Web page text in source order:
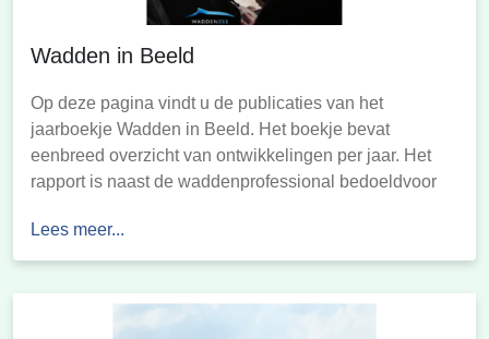
Wadden in Beeld
Op deze pagina vindt u de publicaties van het
jaarboekje Wadden in Beeld. Het boekje bevat
eenbreed overzicht van ontwikkelingen per jaar. Het
rapport is naast de waddenprofessional bedoeldvoor
achtergronden kan doorklikken.‘Wadden in Beeld’ is
een uitgave van het kernteam Basismonitoring, , waarin
Rijkswaterstaat, […]
Lees meer...